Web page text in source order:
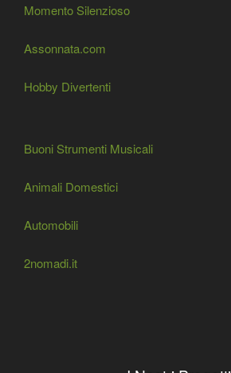
Momento Silenzioso
Assonnata.com
Hobby Divertenti
Buoni Strumenti Musicali
Animali Domestici
Automobili
2nomadi.it